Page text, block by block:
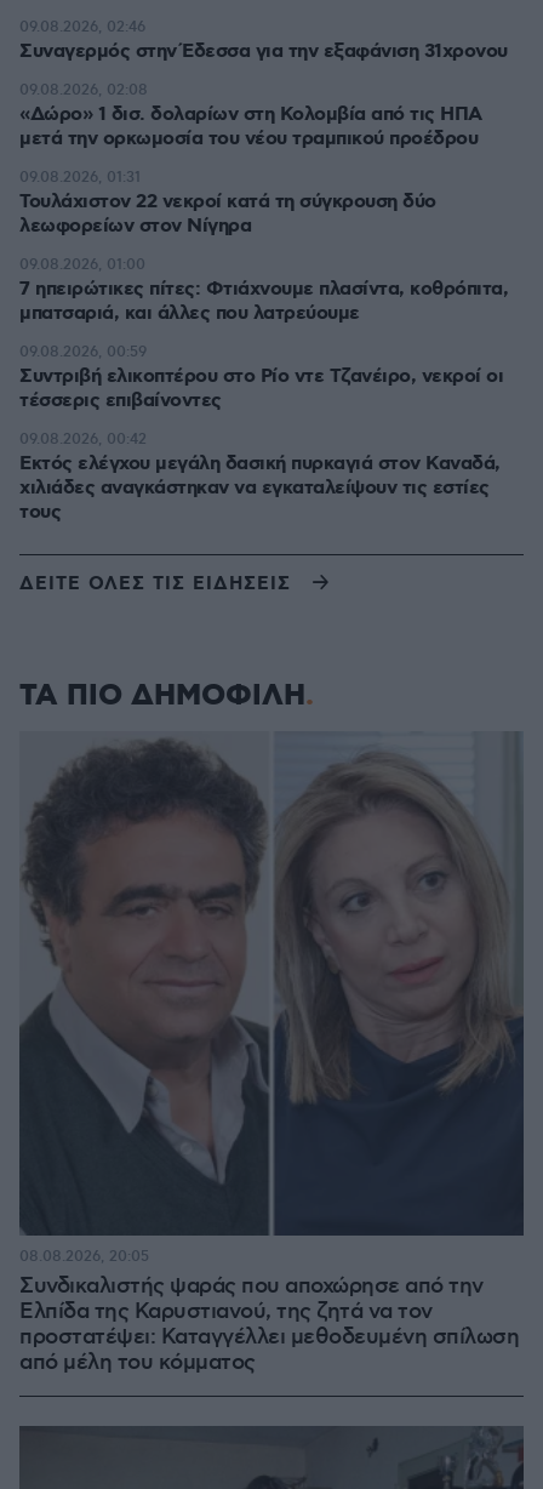
Συναγερμός στην Έδεσσα για την εξαφάνιση 31χρονου
09.08.2026, 02:46
«Δώρο» 1 δισ. δολαρίων στη Κολομβία από τις ΗΠΑ
μετά την ορκωμοσία του νέου τραμπικού προέδρου
09.08.2026, 02:08
Τουλάχιστον 22 νεκροί κατά τη σύγκρουση δύο
λεωφορείων στον Νίγηρα
09.08.2026, 01:31
7 ηπειρώτικες πίτες: Φτιάχνουμε πλασίντα, κοθρόπιτα,
μπατσαριά, και άλλες που λατρεύουμε
09.08.2026, 01:00
Συντριβή ελικοπτέρου στο Ρίο ντε Τζανέιρο, νεκροί οι
τέσσερις επιβαίνοντες
09.08.2026, 00:59
Εκτός ελέγχου μεγάλη δασική πυρκαγιά στον Καναδά,
χιλιάδες αναγκάστηκαν να εγκαταλείψουν τις εστίες
τους
09.08.2026, 00:42
ΔΕΙΤΕ ΟΛΕΣ ΤΙΣ ΕΙΔΗΣΕΙΣ
ΤΑ ΠΙΟ ΔΗΜΟΦΙΛΗ
Συνδικαλιστής ψαράς που αποχώρησε από την
Ελπίδα της Καρυστιανού, της ζητά να τον
προστατέψει: Καταγγέλλει μεθοδευμένη σπίλωση
από μέλη του κόμματος
08.08.2026, 20:05